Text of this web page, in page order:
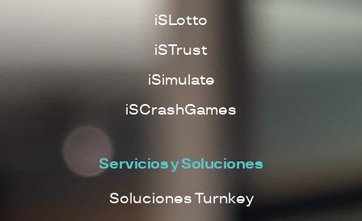
iSLotto
iSTrust
iSimulate
iSCrashGames
Servicios y Soluciones
Soluciones Turnkey